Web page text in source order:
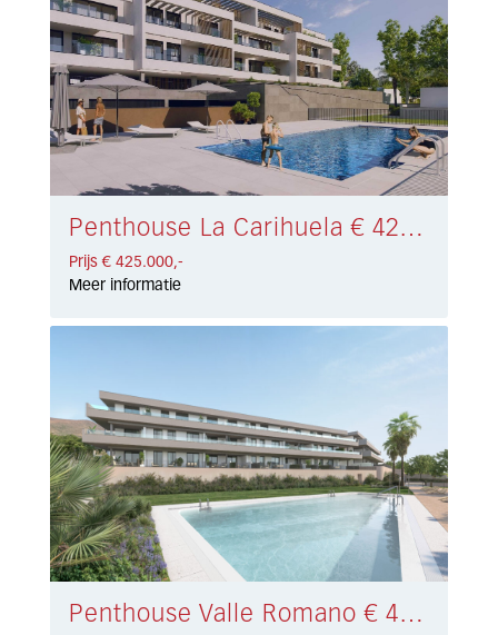
Penthouse La Carihuela € 425.000,-
Prijs € 425.000,-
Meer informatie
Penthouse Valle Romano € 408.000,-